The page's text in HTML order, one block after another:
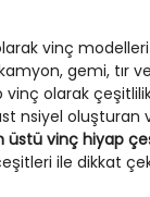
vinç
gemi, tır
olarak
nsiyel
üstü vinç hiyap
ile dikkat